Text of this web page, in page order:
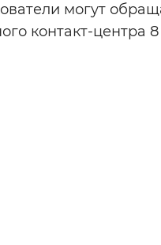
могут
контакт-центра 8